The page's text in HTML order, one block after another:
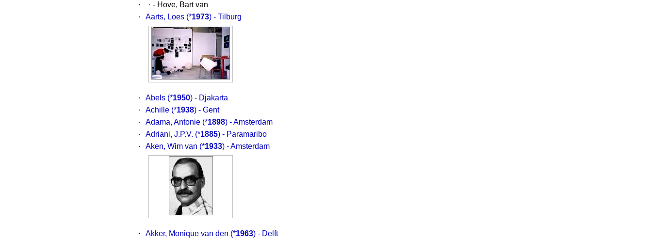
·
· - Hove, Bart van
·
Aarts, Loes (*1973) - Tilburg
· Abels (*1950) - Djakarta
·
Achille (*1938) - Gent
·
Adama, Antonie (*1898) - Amsterdam
·
Adriani, J.P.V. (*1885) - Paramaribo
·
Aken, Wim van (*1933) - Amsterdam
· Akker, Monique van den (*1963) - Delft